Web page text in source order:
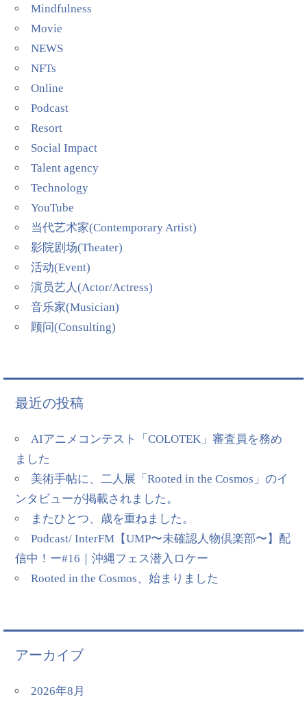
Mindfulness
Movie
NEWS
NFTs
Online
Podcast
Resort
Social Impact
Talent agency
Technology
YouTube
当代艺术家(Contemporary Artist)
影院剧场(Theater)
活动(Event)
演员艺人(Actor/Actress)
音乐家(Musician)
顾问(Consulting)
最近の投稿
AIアニメコンテスト「COLOTEK」審査員を務め
ました
美術手帖に、二人展「Rooted in the Cosmos」のイ
ンタビューが掲載されました。
またひとつ、歳を重ねました。
Podcast/ InterFM【UMP〜未確認人物倶楽部〜】配
信中！ー#16｜沖縄フェス潜入ロケー
Rooted in the Cosmos、始まりました
アーカイブ
2026年8月